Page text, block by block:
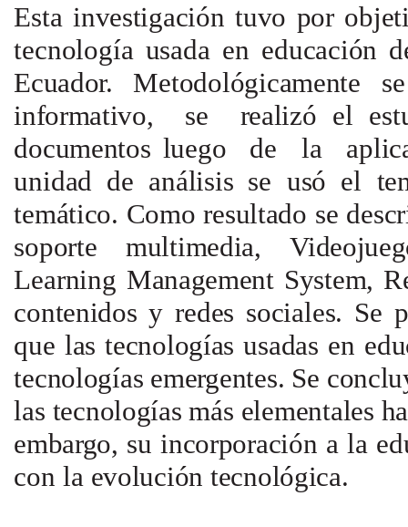
Estainvestigación tuvo por
tecnología usada en educación
Ecuador. Metodológicamente
informativo, se realizó el
documentos luego de la
unidad de análisis se usó el
temático. Comoresultado se
soporte multimedia,
Learning Management System,
contenidosyredes sociales. Se
que lastecnologíasusadas en
tecnologías emergentes. Se
las tecnologíasmás elementales
embargo, suincorporación a la
con la evolución tecnológica.